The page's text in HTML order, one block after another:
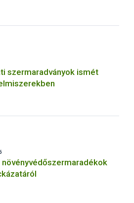
szermaradványok ismét